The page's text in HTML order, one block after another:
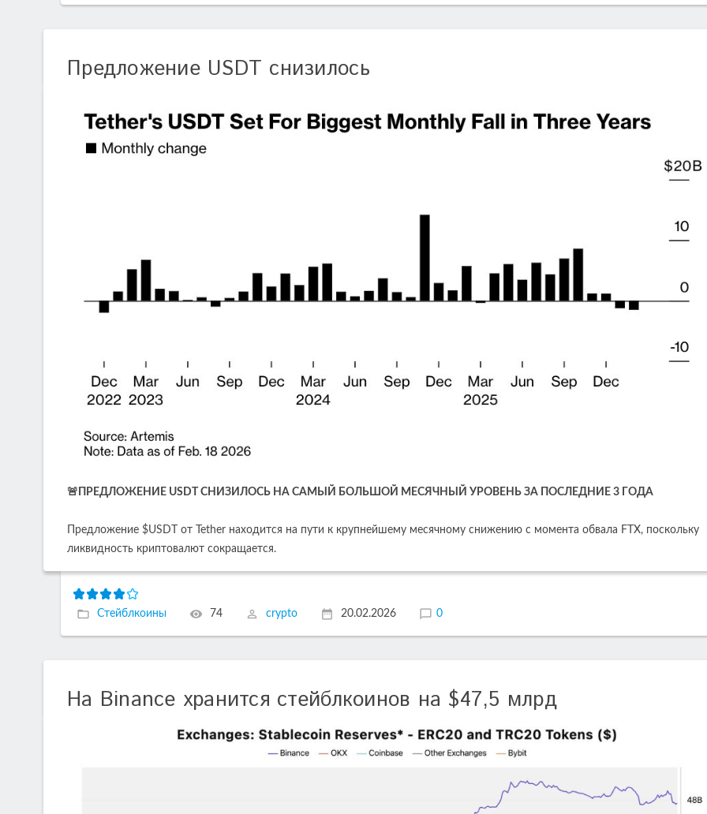
Предложение USDT снизилось
🚨ПРЕДЛОЖЕНИЕ USDT СНИЗИЛОСЬ НА САМЫЙ БОЛЬШОЙ МЕСЯЧНЫЙ УРОВЕНЬ ЗА ПОСЛЕДНИЕ 3 ГОДА
Предложение $USDT от Tether находится на пути к крупнейшему месячному снижению с момента обвала FTX, поскольку
ликвидность криптовалют сокращается.
Стейблкоины 74 crypto 20.02.2026 0
На Binance хранится стейблкоинов на $47,5 млрд